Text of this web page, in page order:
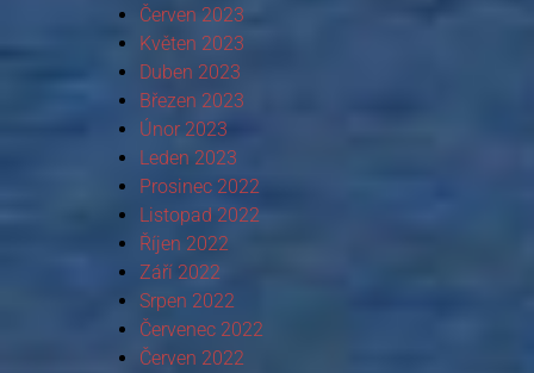
Červen 2023
Květen 2023
Duben 2023
Březen 2023
Únor 2023
Leden 2023
Prosinec 2022
Listopad 2022
Říjen 2022
Září 2022
Srpen 2022
Červenec 2022
Červen 2022